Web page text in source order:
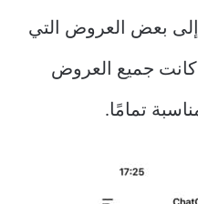
إلى بعض العروض التي
كانت جميع العروض
تمامًا.